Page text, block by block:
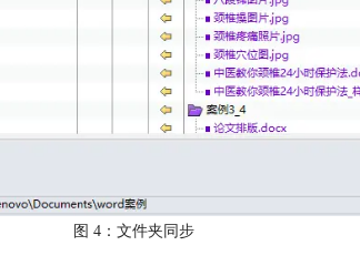
图 4：文件夹同步